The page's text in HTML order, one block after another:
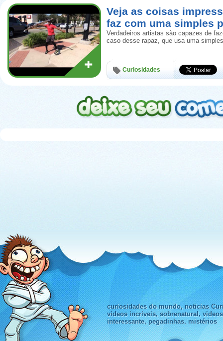
Veja as coisas
faz com uma simples
Verdadeiros artistas são capazes de
caso desse rapaz, que usa uma
Curiosidades
curiosidades do mundo, noticias
videos incriveis, sobrenatural,
interessante, pegadinhas, mistérios